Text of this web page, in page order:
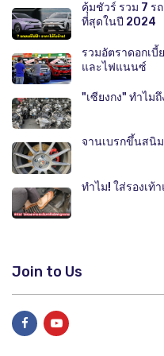
คุ้มชัวร์ รวม 7 ร
ที่สุดในปี 2024
รวมอัตราดอกเบี้
และไฟแนนซ์
"เซียงกง" ทำไม
จานเบรกขึ้นสนิม
ทำไม! ใส่รองเท้
Join to Us